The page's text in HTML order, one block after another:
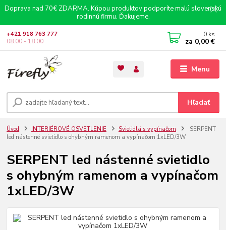
Doprava nad 70€ ZDARMA. Kúpou produktov podporíte malú slovenskú
rodinnú firmu. Ďakujeme.
Menu
Hľadať
+421 918 763 777
08.00 - 18.00
0 ks
za 0,00 €
Úvod INTERIÉROVÉ OSVETLENIE Svietidlá s vypínačom
SERPENT
led nástenné svietidlo s ohybným ramenom a vypínačom 1xLED/3W
SERPENT led nástenné svietidlo
s ohybným ramenom a vypínačom
1xLED/3W